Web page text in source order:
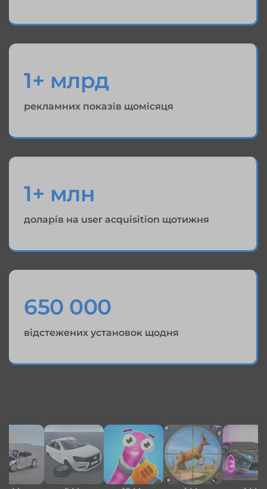
1+ млрд
рекламних показів щомісяця
1+ млн
доларів на user acquisition щотижня
650 000
відстежених установок щодня